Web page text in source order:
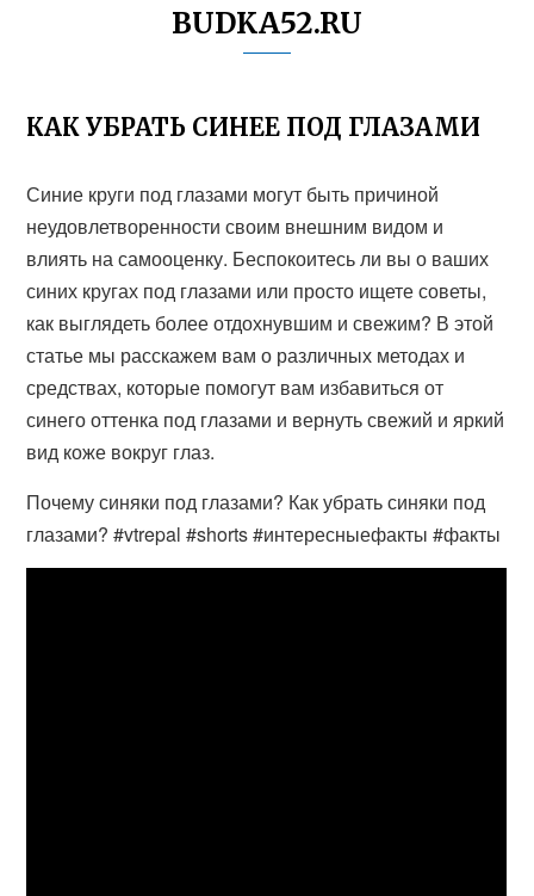
BUDKA52.RU
КАК УБРАТЬ СИНЕЕ ПОД ГЛАЗАМИ
Синие круги под глазами могут быть причиной
неудовлетворенности своим внешним видом и
влиять на самооценку. Беспокоитесь ли вы о ваших
синих кругах под глазами или просто ищете советы,
как выглядеть более отдохнувшим и свежим? В этой
статье мы расскажем вам о различных методах и
средствах, которые помогут вам избавиться от
синего оттенка под глазами и вернуть свежий и яркий
вид коже вокруг глаз.
Почему синяки под глазами? Как убрать синяки под
глазами? #vtrepal #shorts #интересныефакты #факты